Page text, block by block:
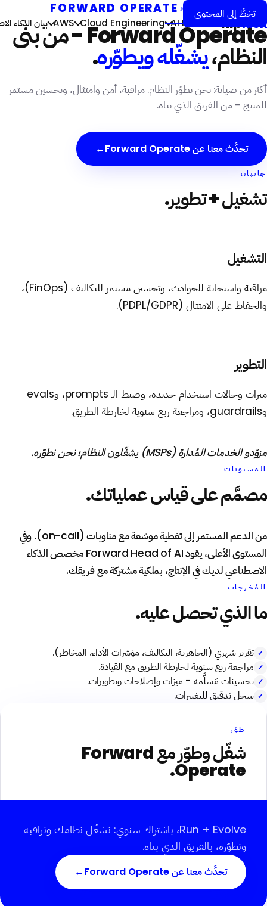
تخطَّ إلى المحتوى
flipkick
AI Forward
Cloud Engineering
AWS بيان الذكاء
AI FORWARD
›
FORWARD OPERATE
Forward Operate - من بنى
النظام،يشغّله ويطوّره.
أكثر من صيانة: نحن نطوّر النظام. مراقبة، أمن وامتثال، وتحسين مستمر
للمنتج - من الفريق الذي بناه.
تحدَّث معنا عن Forward Operate →
جانبان
تشغيل + تطوير.
التشغيل
مراقبة واستجابة للحوادث، وتحسين مستمر للتكاليف (FinOps)،
والحفاظ على الامتثال (PDPL/GDPR).
التطوير
ميزات وحالات استخدام جديدة، وضبط الـ prompts، وevals
وguardrails، ومراجعة ربع سنوية لخارطة الطريق.
مزوّدو الخدمات المُدارة (MSPs) يشغّلون النظام؛ نحن نطوّره.
المستويات
مصمَّم على قياس عملياتك.
من الدعم المستمر إلى تغطية موسّعة مع مناوبات (on-call). وفي
المستوى الأعلى، يقود Forward Head of AI مخصص الذكاء
الاصطناعي لديك في الإنتاج، بملكية مشتركة مع فريقك.
المُخرجات
ما الذي تحصل عليه.
تقرير شهري (الجاهزية، التكاليف، مؤشرات الأداء، المخاطر).
مراجعة ربع سنوية لخارطة الطريق مع القيادة.
تحسينات مُسلَّمة - ميزات وإصلاحات وتطويرات.
سجل تدقيق للتغييرات.
طوّر
شغّل وطوّر مع Forward
Operate.
Run + Evolve، باشتراك سنوي: نشغّل نظامك ونراقبه
ونطوّره، بالفريق الذي بناه.
تحدَّث معنا عن Forward Operate →